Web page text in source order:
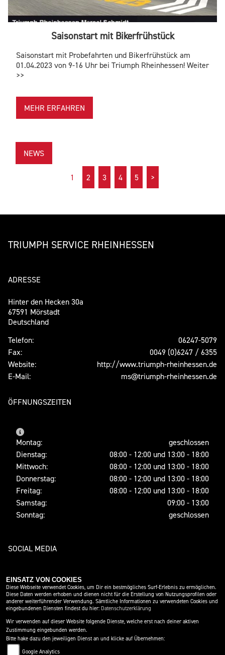
Saisonstart mit Bikerfrühstück
Saisonstart mit Probefahrten und Bikerfrühstück am
01.04.2023 von 9-16 Uhr bei Triumph Rheinhessen! Weiter
>>
MEHR ERFAHREN
NEWS
1 2 3 4 5 >
TRIUMPH SERVICE RHEINHESSEN
ADRESSE
Hinter den Hecken 30a
67591 Mörstadt
Deutschland
Telefon:
06247-5079
Fax:
0049 (0)6247 / 6355
Website:
http://www.triumph-rheinhessen.de
E-Mail:
ms@triumph-rheinhessen.de
ÖFFNUNGSZEITEN
Montag:
geschlossen
Dienstag:
08:00 - 12:00 und 13:00 - 18:00
Mittwoch:
08:00 - 12:00 und 13:00 - 18:00
Donnerstag:
08:00 - 12:00 und 13:00 - 18:00
Freitag:
08:00 - 12:00 und 13:00 - 18:00
Samstag:
09:00 - 13:00
Sonntag:
geschlossen
SOCIAL MEDIA
IMPRESSUM DATENSCHUTZ
DISCLAIMER
BARRIEREFREIHEIT
EINSATZ VON COOKIES
Diese Webseite verwendet Cookies, um Dir ein bestmögliches Surf-Erlebnis zu ermöglichen.
Diese Daten werden erhoben und dienen nicht für die Erstellung von Nutzungsprofilen oder
anderer weiterführender Verwendung. Sämtliche Informationen zu verwendeten Cookies und
eingebundenen Diensten findest du hier: Datenschutzerklärung
Wir verwenden auf dieser Website folgende Dienste, welche erst nach deiner aktiven
Zustimmung eingebunden werden.
Bitte hake dazu den jeweiligen Dienst an und klicke auf Übernehmen:
Google Analytics